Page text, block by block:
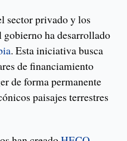
sector privado y los
ha desarrollado
. Esta iniciativa busca
de financiamiento
de forma permanente
paisajes terrestres